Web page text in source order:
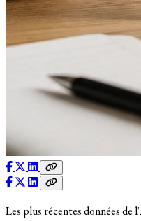
Les plus récentes données de